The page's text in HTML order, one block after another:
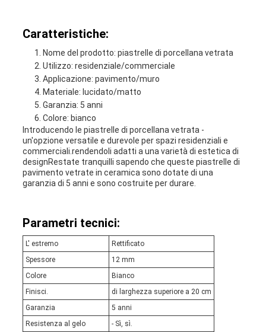
Caratteristiche:
Nome del prodotto: piastrelle di porcellana vetrata
Utilizzo: residenziale/commerciale
Applicazione: pavimento/muro
Materiale: lucidato/matto
Garanzia: 5 anni
Colore: bianco
Introducendo le piastrelle di porcellana vetrata -
un'opzione versatile e durevole per spazi residenziali e
commerciali.rendendoli adatti a una varietà di estetica di
designRestate tranquilli sapendo che queste piastrelle di
pavimento vetrate in ceramica sono dotate di una
garanzia di 5 anni e sono costruite per durare.
Parametri tecnici:
L' estremo
Rettificato
Spessore
12 mm
Colore
Bianco
Finisci.
di larghezza superiore a 20 cm
Garanzia
5 anni
Resistenza al gelo
- Sì, sì.